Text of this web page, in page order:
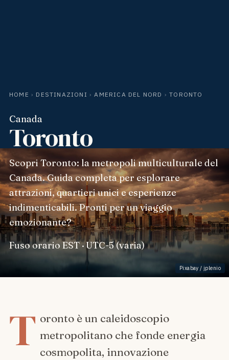
Pixabay / jplenio
HOME › DESTINAZIONI › AMERICA DEL NORD › TORONTO
Canada
Toronto
Scopri Toronto: la metropoli multiculturale del
Canada. Guida completa per esplorare
attrazioni, quartieri unici e esperienze
indimenticabili. Pronti per un viaggio
emozionante?
Fuso orario EST · UTC-5 (varia)
T oronto è un caleidoscopio
metropolitano che fonde energia
cosmopolita, innovazione